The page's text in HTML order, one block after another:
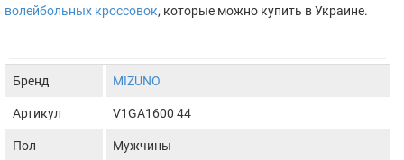
волейбольных кроссовок, которые можно купить в Украине.
Бренд MIZUNO
Артикул V1GA1600 44
Пол Мужчины